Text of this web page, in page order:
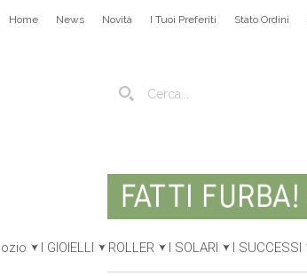
Home News Novità I Tuoi Preferiti Stato Ordini
I GIOIELLI ROLLER I SOLARI I SUCCESSI